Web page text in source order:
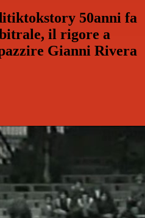
50anni fa
il rigore a
Gianni Rivera